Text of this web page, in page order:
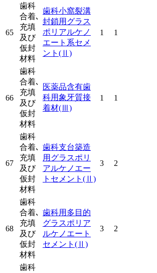
65
歯科
合着､
充填
及び
仮封
材料
歯科小窩裂溝
封鎖用グラス
ポリアルケノ
エート系セメ
ント (Ⅱ)
1 1
66
歯科
合着､
充填
及び
仮封
材料
医薬品含有歯
科用象牙質接
着材(Ⅲ)
1 1
67
歯科
合着､
充填
及び
仮封
材料
歯科支台築造
用グラスポリ
アルケノエー
トセメント (Ⅱ)
3 2
68
歯科
合着､
充填
及び
仮封
材料
歯科用多目的
グラスポリア
ルケノエート
セメント (Ⅱ)
3 2
歯科